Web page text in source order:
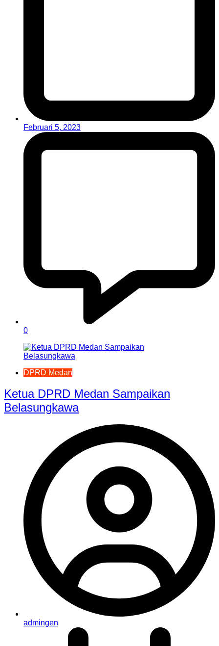
Februari 5, 2023
0
DPRD Medan
Ketua DPRD Medan Sampaikan
Belasungkawa
admingen